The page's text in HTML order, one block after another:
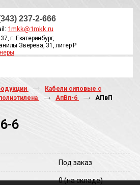
237-2-666
1mkk@1mkk.ru
г. Екатеринбург,
Зверева, 31, литер Р
Кабели силовые с
АпВп-6
АПвП
6
Под заказ
0(на складе)